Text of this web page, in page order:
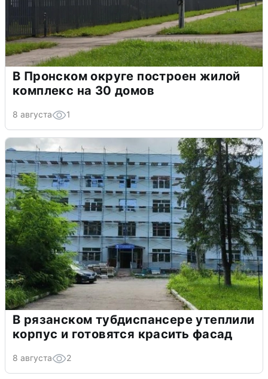
В Пронском округе построен жилой
комплекс на 30 домов
8 августа 1
В рязанском тубдиспансере утеплили
корпус и готовятся красить фасад
8 августа 2